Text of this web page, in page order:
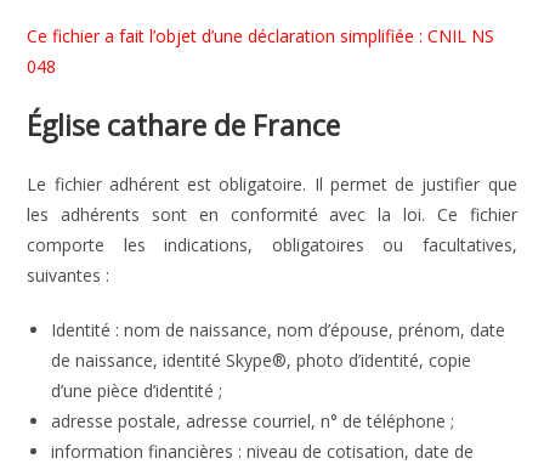
Ce fichier a fait l’objet d’une déclaration simplifiée : CNIL NS
048
Église cathare de France
Le fichier adhérent est obligatoire. Il permet de justifier que
les adhérents sont en conformité avec la loi. Ce fichier
comporte les indications, obligatoires ou facultatives,
suivantes :
Identité : nom de naissance, nom d’épouse, prénom, date
de naissance, identité Skype®, photo d’identité, copie
d’une pièce d’identité ;
adresse postale, adresse courriel, n° de téléphone ;
information financières : niveau de cotisation, date de